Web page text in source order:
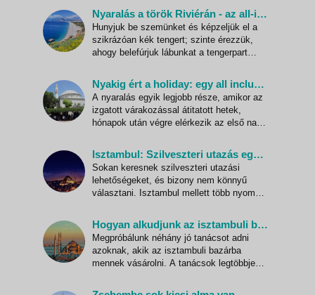
közeledtéhez. Egyre jobban vágyunk a
szürke hónapokból a meleg napsugaras
nyári hónapokba. Elkezdünk gondolkozni
egy esetleges last minut
Nyaralás a török Riviérán - az all-inclusive életérzés!
Hunyjuk be szemünket és képzeljük el a
szikrázóan kék tengert; szinte érezzük,
ahogy belefúrjuk lábunkat a tengerpart
levegőt és kimondhatjuk: ó, török Riviéra!
Akárhogyan is színezi ki az ember
képzelete a törökországi vakációt, a
valóság még annál is gazdagabb él
Nyakig ért a holiday: egy all inclusive nap története Törökországban
A nyaralás egyik legjobb része, amikor az
izgatott várakozással átitatott hetek,
hónapok után végre elérkezik az első nap,
újdonságokkal és a felfedezés semmihez
sem fogható örömével. A legtöbben
nyűgnek tekintik az utazást, a korai kelést,
a várakozást a reptéren és h
Isztambul: Szilveszteri utazás egyszerre két kontinensen
Sokan keresnek szilveszteri utazási
lehetőségeket, és bizony nem könnyű
választani. Isztambul mellett több nyomós
turisztikai szempontból is izgalmas,
tartalmas célváros, és az is, hogy az
ottani szilveszteri mulatozás kifejezetten
érdekes, sajátos. Isztambul tö
Hogyan alkudjunk az isztambuli bazárban?
Megpróbálunk néhány jó tanácsot adni
azoknak, akik az isztambuli bazárba
mennek vásárolni. A tanácsok legtöbbje
alkalmazhatóak. Néhány előzetes taktikai